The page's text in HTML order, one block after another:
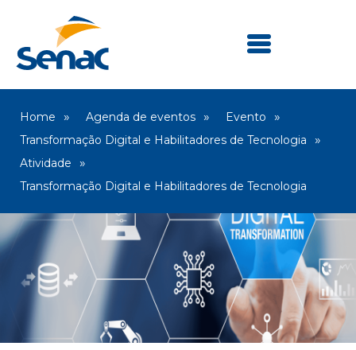
Home Agenda de eventos
Evento
Transformação Digital e Habilitadores de Tecnologia
Atividade
Transformação Digital e Habilitadores de Tecnologia